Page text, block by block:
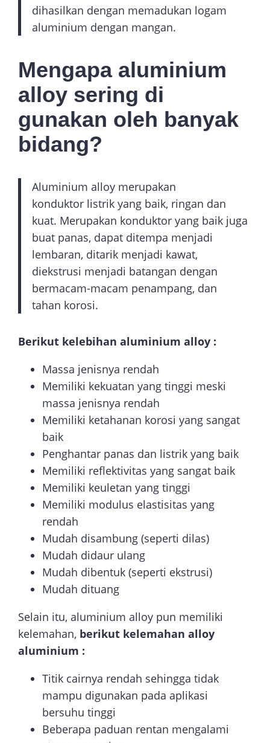
dihasilkan dengan memadukan logam
aluminium dengan mangan.
Mengapa aluminium
alloy sering di
gunakan oleh banyak
bidang?
Aluminium alloy merupakan
konduktor listrik yang baik, ringan dan
kuat. Merupakan konduktor yang baik juga
buat panas, dapat ditempa menjadi
lembaran, ditarik menjadi kawat,
diekstrusi menjadi batangan dengan
bermacam-macam penampang, dan
tahan korosi.
Berikut kelebihan aluminium alloy :
Massa jenisnya rendah
Memiliki kekuatan yang tinggi meski
massa jenisnya rendah
Memiliki ketahanan korosi yang sangat
baik
Penghantar panas dan listrik yang baik
Memiliki reflektivitas yang sangat baik
Memiliki keuletan yang tinggi
Memiliki modulus elastisitas yang
rendah
Mudah disambung (seperti dilas)
Mudah didaur ulang
Mudah dibentuk (seperti ekstrusi)
Mudah dituang
Selain itu, aluminium alloy pun memiliki
kelemahan, berikut kelemahan alloy
aluminium :
Titik cairnya rendah sehingga tidak
mampu digunakan pada aplikasi
bersuhu tinggi
Beberapa paduan rentan mengalami